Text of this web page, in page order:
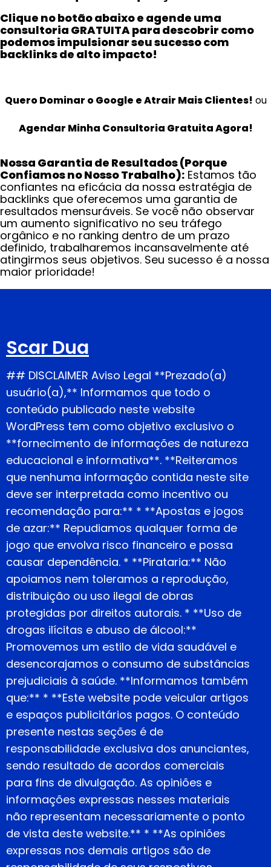
Clique no botão abaixo e agende uma
consultoria GRATUITA para descobrir como
podemos impulsionar seu sucesso com
backlinks de alto impacto!
Quero Dominar o Google e Atrair Mais Clientes! ou
Agendar Minha Consultoria Gratuita Agora!
Nossa Garantia de Resultados (Porque
Confiamos no Nosso Trabalho): Estamos tão
confiantes na eficácia da nossa estratégia de
backlinks que oferecemos uma garantia de
resultados mensuráveis. Se você não observar
um aumento significativo no seu tráfego
orgânico e no ranking dentro de um prazo
definido, trabalharemos incansavelmente até
atingirmos seus objetivos. Seu sucesso é a nossa
maior prioridade!
Scar Dua
## DISCLAIMER Aviso Legal **Prezado(a)
usuário(a),** Informamos que todo o
conteúdo publicado neste website
WordPress tem como objetivo exclusivo o
**fornecimento de informações de natureza
educacional e informativa**. **Reiteramos
que nenhuma informação contida neste site
deve ser interpretada como incentivo ou
recomendação para:** * **Apostas e jogos
de azar:** Repudiamos qualquer forma de
jogo que envolva risco financeiro e possa
causar dependência. * **Pirataria:** Não
apoiamos nem toleramos a reprodução,
distribuição ou uso ilegal de obras
protegidas por direitos autorais. * **Uso de
drogas ilícitas e abuso de álcool:**
Promovemos um estilo de vida saudável e
desencorajamos o consumo de substâncias
prejudiciais à saúde. **Informamos também
que:** * **Este website pode veicular artigos
e espaços publicitários pagos. O conteúdo
presente nestas seções é de
responsabilidade exclusiva dos anunciantes,
sendo resultado de acordos comerciais
para fins de divulgação. As opiniões e
informações expressas nesses materiais
não representam necessariamente o ponto
de vista deste website.** * **As opiniões
expressas nos demais artigos são de